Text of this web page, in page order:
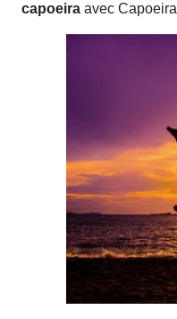
capoeira avec